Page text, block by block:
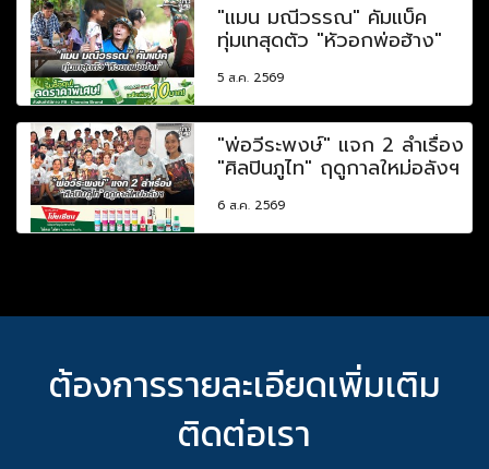
"แมน มณีวรรณ" คัมแบ็ค
ทุ่มเทสุดตัว "หัวอกพ่อฮ้าง"
5 ส.ค. 2569
"พ่อวีระพงษ์" แจก 2 ลำเรื่อง
"ศิลปินภูไท" ฤดูกาลใหม่อลังฯ
6 ส.ค. 2569
ต้องการรายละเอียดเพิ่มเติม
ติดต่อเรา